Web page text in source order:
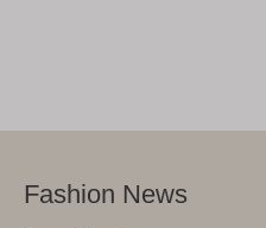
Fashion News